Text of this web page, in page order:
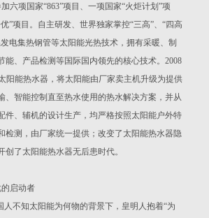
六项国家“863”项目、一项国家“火炬计划”项
”项目。自主研发、世界独家掌控“三高”、“四高
电集热钢管等太阳能光热技术，拥有采暖、制
能、产品检测等国际国内领先的核心技术。2008
阳能热水器，将太阳能由厂家卖主机升级为提供
、智能控制直至热水使用的热水解决方案，并从
件、辅机的设计生产，均严格按照太阳能户外特
检测，由厂家统一提供；改变了太阳能热水器隐
创了太阳能热水器无后患时代。
启动者
人不知太阳能为何物的背景下，皇明人抱着“为